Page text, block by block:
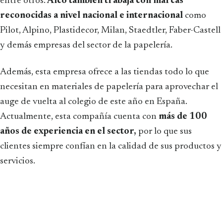
reconocidas a nivel nacional e internacional como
Pilot, Alpino, Plastidecor, Milan, Staedtler, Faber-Castell
y demás empresas del sector de la papelería.
Además, esta empresa ofrece a las tiendas todo lo que
necesitan en materiales de papelería para aprovechar el
auge de vuelta al colegio de este año en España.
Actualmente, esta compañía cuenta con más de 100
años de experiencia en el sector, por lo que sus
clientes siempre confían en la calidad de sus productos y
servicios.